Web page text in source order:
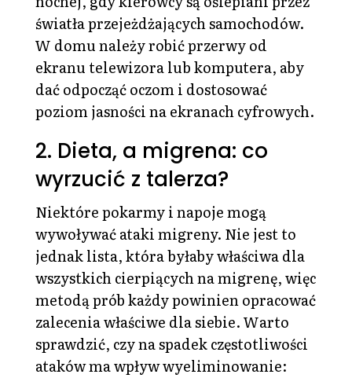
światła przejeżdżających samochodów.
W domu należy robić przerwy od
ekranu telewizora lub komputera, aby
dać odpocząć oczom i dostosować
poziom jasności na ekranach cyfrowych.
2. Dieta, a migrena: co
wyrzucić z talerza?
Niektóre pokarmy i napoje mogą
wywoływać ataki migreny. Nie jest to
jednak lista, która byłaby właściwa dla
wszystkich cierpiących na migrenę, więc
metodą prób każdy powinien opracować
zalecenia właściwe dla siebie. Warto
sprawdzić, czy na spadek częstotliwości
ataków ma wpływ wyeliminowanie: